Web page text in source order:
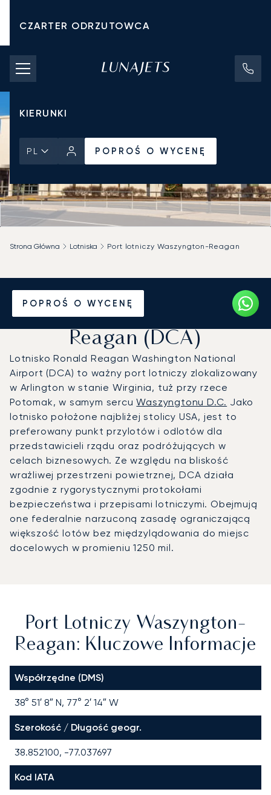
CZARTER ODRZUTOWCA
KOSZTY CZARTERU
PRYWATNE ODRZUTOWCE
KIERUNKI
PL POPROŚ O WYCENĘ
POPROŚ O WYCENĘ
Strona Główna Lotniska Port lotniczy Waszyngton-Reagan
Prywatny odrzutowiec na
Port lotniczy Waszyngton-
Reagan (DCA)
Lotnisko Ronald Reagan Washington National
Airport (DCA) to ważny port lotniczy zlokalizowany
w Arlington w stanie Wirginia, tuż przy rzece
Potomak, w samym sercuWaszyngtonu D.C. Jako
lotnisko położone najbliżej stolicy USA, jest to
preferowany punkt przylotów i odlotów dla
przedstawicieli rządu oraz podróżujących w
celach biznesowych. Ze względu na bliskość
wrażliwej przestrzeni powietrznej, DCA działa
zgodnie z rygorystycznymi protokołami
bezpieczeństwa i przepisami lotniczymi. Obejmują
one federalnie narzuconą zasadę ograniczającą
większość lotów bez międzylądowania do miejsc
docelowych w promieniu 1250 mil.
Port Lotniczy Waszyngton-
Reagan: Kluczowe Informacje
Współrzędne (DMS)
38° 51′ 8″ N, 77° 2′ 14″ W
Szerokość / Długość geogr.
38.852100, -77.037697
Kod IATA